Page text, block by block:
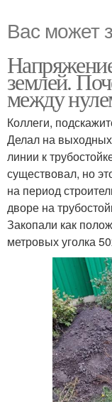
Вас может
землей.
между
Коллеги,
Делал на
линии к
существовал, но
на период
дворе на
Закопали как
метровых уголка